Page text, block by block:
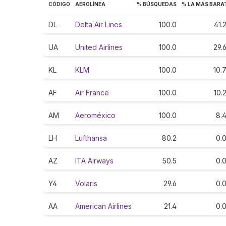
CÓDIGO AEROLÍNEA % BÚSQUEDAS % LA MÁS
DL Delta Air Lines 100.0 41.2
UA United Airlines 100.0 29.6
KL KLM 100.0 10.7
AF Air France 100.0 10.2
AM Aeroméxico 100.0 8.4
LH Lufthansa 80.2 0.0
AZ ITA Airways 50.5 0.0
Y4 Volaris 29.6 0.0
AA American Airlines 21.4 0.0